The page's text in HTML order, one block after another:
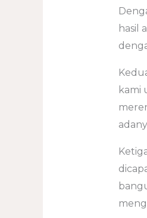
hasil
kami